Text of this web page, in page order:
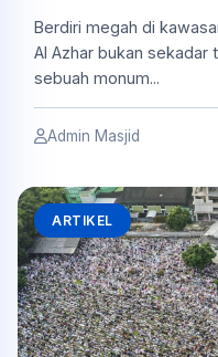
Berdiri megah di
Al Azhar bukan sekadar
sebuah monum...
Admin Masjid
ARTIKEL